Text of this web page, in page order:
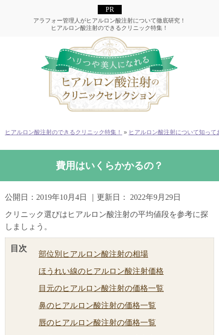
アラフォー管理人がヒアルロン酸注射について徹底研究！
ヒアルロン酸注射のできるクリニック特集！
ヒアルロン酸注射のできるクリニック特集！ » ヒアルロン酸注射について知って
費用はいくらかかるの？
公開日： 2019年10月4日 ｜更新日： 2022年9月29日
クリニック選びはヒアルロン酸注射の平均値段を参考に探
しましょう。
目次
部位別ヒアルロン酸注射の相場
ほうれい線のヒアルロン酸注射価格
目元のヒアルロン酸注射の価格一覧
鼻のヒアルロン酸注射の価格一覧
唇のヒアルロン酸注射の価格一覧